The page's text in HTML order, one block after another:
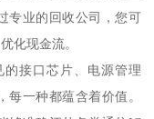
专业的回收公司，您可
化现金流。
接口芯片、电源管理
一种都蕴含着价值。